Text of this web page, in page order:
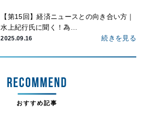
【第15回】経済ニュースとの向き合い方｜
水上紀行氏に聞く！為…
2025.09.16 続きを見る
RECOMMEND
おすすめ記事